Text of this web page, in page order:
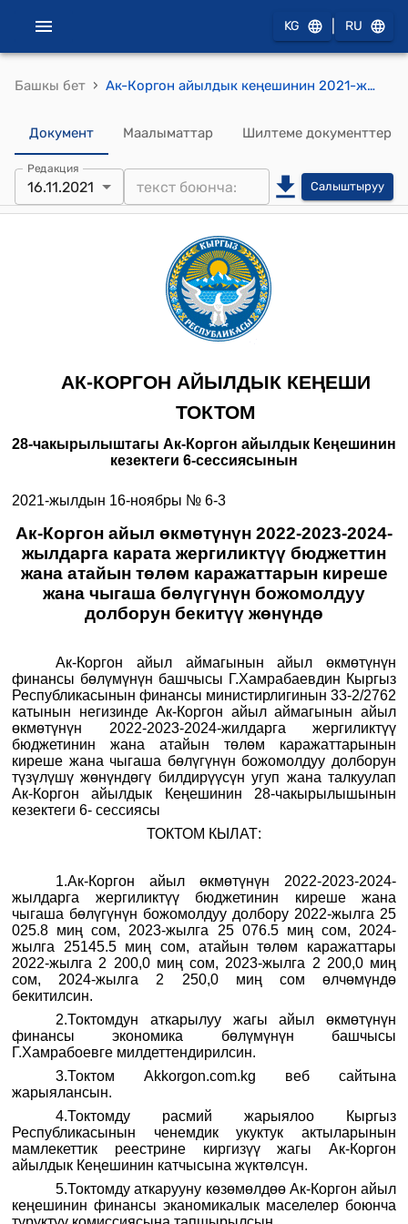
KG RU
Башкы бет › Ак-Коргон айылдык кеңешинин 2021-жылдын 16-ноябрындагы № 6-3 "Ак-Коргон айыл өкмөтүнүн 2022-2023-2024-жылдарга карата жергиликтүү бюджеттин жана атайын төлөм каражаттарын киреше жана чыгаша бөлүгүнүн божомолдуу долборун бекитүү жөнүндө" токтому
Документ Маалыматтар Шилтеме документтер
Редакция
16.11.2021 Салыштыруу